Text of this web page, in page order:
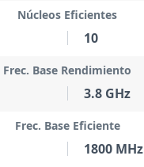
Núcleos Eficientes
10
Frec. Base Rendimiento
3.8 GHz
Frec. Base Eficiente
1800 MHz